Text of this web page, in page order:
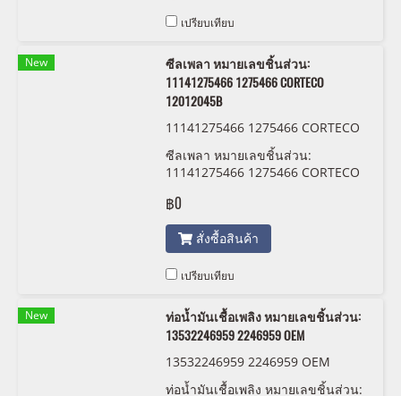
เปรียบเทียบ
New
ซีลเพลา หมายเลขชิ้นส่วน:
11141275466 1275466 CORTECO
12012045B
11141275466 1275466 CORTECO
ซีลเพลา หมายเลขชิ้นส่วน:
11141275466 1275466 CORTECO
฿0
สั่งซื้อสินค้า
เปรียบเทียบ
New
ท่อน้ำมันเชื้อเพลิง หมายเลขชิ้นส่วน:
13532246959 2246959 OEM
13532246959 2246959 OEM
ท่อน้ำมันเชื้อเพลิง หมายเลขชิ้นส่วน: